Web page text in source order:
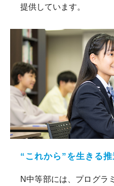
提供しています。
“これから”を生きる
N中等部には、プログラ